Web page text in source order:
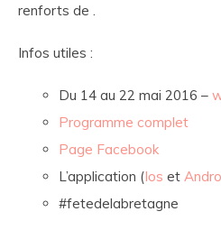
renforts de .
Infos utiles :
Du 14 au 22 mai 2016 –
Programme complet
Page Facebook
L’application (Ios et
#fetedelabretagne